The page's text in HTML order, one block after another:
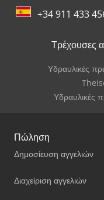
+34 911 433
Τρέχουσες
Υδραυλικές
Υδραυλικές
Πώληση
Δημοσίευση αγγελιών
Διαχείριση αγγελιών